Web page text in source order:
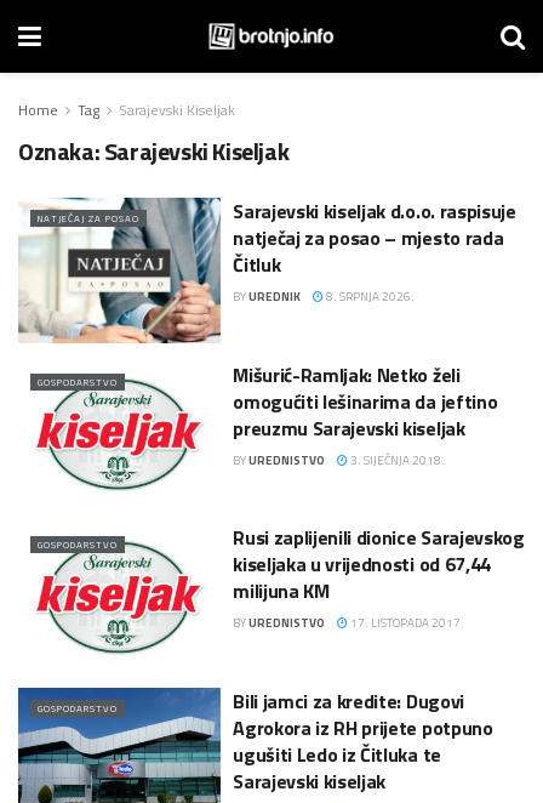
Home Tag Sarajevski Kiseljak
Oznaka:Sarajevski Kiseljak
NATJEČAJ ZA POSAO
Sarajevski kiseljak d.o.o. raspisuje
natječaj za posao – mjesto rada
Čitluk
BYUREDNIK 8. SRPNJA 2026.
GOSPODARSTVO
Mišurić-Ramljak: Netko želi
omogućiti lešinarima da jeftino
preuzmu Sarajevski kiseljak
BYUREDNISTVO 3. SIJEČNJA 2018.
GOSPODARSTVO
Rusi zaplijenili dionice Sarajevskog
kiseljaka u vrijednosti od 67,44
milijuna KM
BYUREDNISTVO 17. LISTOPADA 2017.
GOSPODARSTVO
Bili jamci za kredite: Dugovi
Agrokora iz RH prijete potpuno
ugušiti Ledo iz Čitluka te
Sarajevski kiseljak